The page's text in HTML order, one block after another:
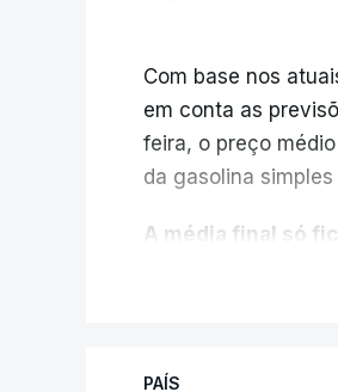
Com base nos
em conta as
feira, o preço
da gasolina
A média final só
PAÍS